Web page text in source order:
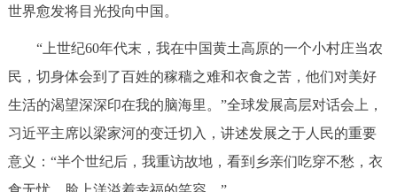
世界愈发将目光投向中国。
“上世纪60年代末，我在中国黄土高原的一个小村庄当农
民，切身体会到了百姓的稼穑之难和衣食之苦，他们对美好
生活的渴望深深印在我的脑海里。”全球发展高层对话会上，
习近平主席以梁家河的变迁切入，讲述发展之于人民的重要
意义：“半个世纪后，我重访故地，看到乡亲们吃穿不愁，衣